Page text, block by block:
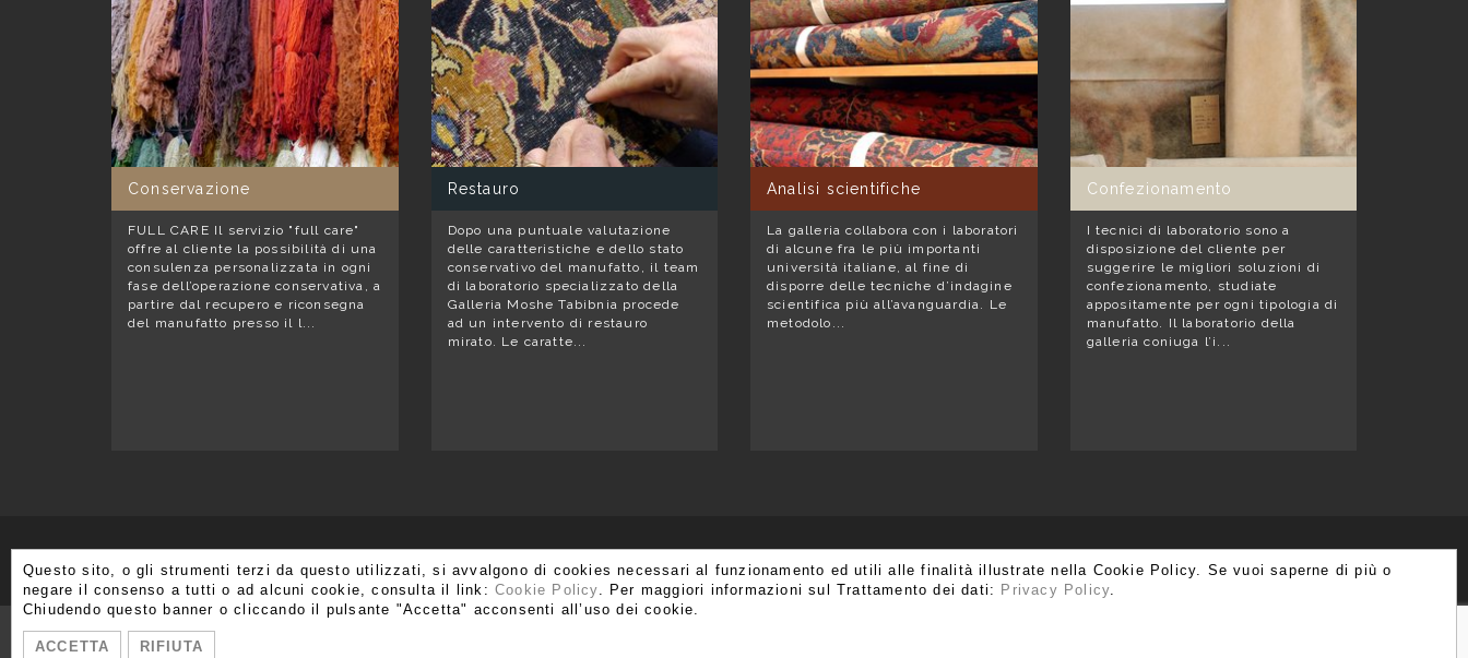
Conservazione
FULL CARE Il servizio "full care"
offre al cliente la possibilità di una
consulenza personalizzata in ogni
fase dell’operazione conservativa, a
partire dal recupero e riconsegna
del manufatto presso il l...
Restauro
Dopo una puntuale valutazione
delle caratteristiche e dello stato
conservativo del manufatto, il team
di laboratorio specializzato della
Galleria Moshe Tabibnia procede
ad un intervento di restauro
mirato. Le caratte...
Analisi scientifiche
La galleria collabora con i laboratori
di alcune fra le più importanti
università italiane, al fine di
disporre delle tecniche d’indagine
scientifica più all’avanguardia. Le
metodolo...
Confezionamento
I tecnici di laboratorio sono a
disposizione del cliente per
suggerire le migliori soluzioni di
confezionamento, studiate
appositamente per ogni tipologia di
manufatto. Il laboratorio della
galleria coniuga l’i...
ISCRIVITI ALLA NOSTRA NEWSLETTER
Questo sito, o gli strumenti terzi da questo utilizzati, si avvalgono di cookies necessari al funzionamento ed utili alle finalità illustrate nella Cookie Policy. Se vuoi saperne di più o
negare il consenso a tutti o ad alcuni cookie, consulta il link:Cookie Policy. Per maggiori informazioni sul Trattamento dei dati: Privacy Policy.
Chiudendo questo banner o cliccando il pulsante "Accetta" acconsenti all’uso dei cookie.
ACCETTA RIFIUTA